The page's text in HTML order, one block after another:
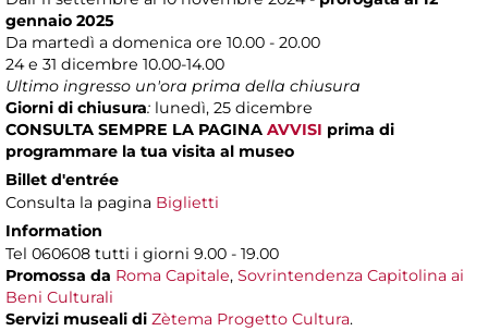
gennaio 2025
Da martedì a domenica ore 10.00 - 20.00
24 e 31 dicembre 10.00-14.00
Ultimo ingresso un'ora prima della chiusura
Giorni di chiusura: lunedì, 25 dicembre
CONSULTA SEMPRE LA PAGINA AVVISI prima di
programmare la tua visita al museo
Billet d'entrée
Consulta la pagina Biglietti
Information
Tel 060608 tutti i giorni 9.00 - 19.00
Promossa da Roma Capitale, Sovrintendenza Capitolina ai
Beni Culturali
Servizi museali di Zètema Progetto Cultura.